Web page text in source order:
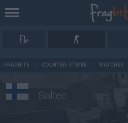
FRAGBITE COUNTER-STRIKE MATCHER
Soltec